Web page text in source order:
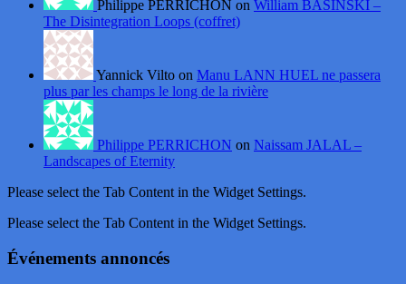
Philippe PERRICHON on William BASINSKI –
The Disintegration Loops (coffret)
Yannick Vilto on Manu LANN HUEL ne passera
plus par les champs le long de la rivière
Philippe PERRICHON on Naissam JALAL –
Landscapes of Eternity
Please select the Tab Content in the Widget Settings.
Please select the Tab Content in the Widget Settings.
Événements annoncés